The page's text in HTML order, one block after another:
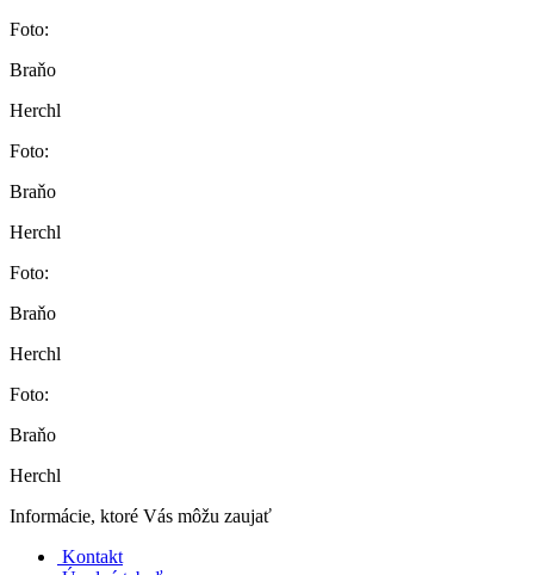
Foto:
Braňo
Herchl
Foto:
Braňo
Herchl
Foto:
Braňo
Herchl
Foto:
Braňo
Herchl
Informácie, ktoré Vás môžu zaujať
Kontakt